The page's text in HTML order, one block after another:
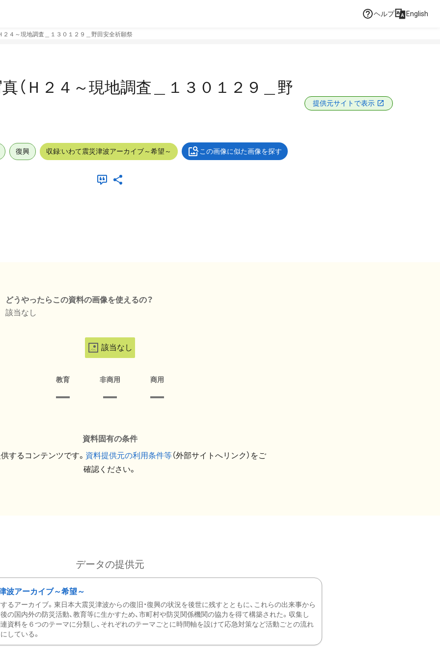
ヘルプ English
２４～現地調査＿１３０１２９＿野田安全祈願祭
（Ｈ２４～現地調査＿１３０１２９＿野
提供元サイトで表示
復興 収録:いわて震災津波アーカイブ～希望～ この画像に似た画像を探す
どうやったらこの資料の画像を使えるの？
該当なし
該当なし
教育 非商用 商用
資料固有の条件
するコンテンツです。 資料提供元の利用条件等（外部サイトへリンク）をご
確認ください。
データの提供元
波アーカイブ～希望～
るアーカイブ。東日本大震災津波からの復旧・復興の状況を後世に残すとともに、これらの出来事から
の国内外の防災活動、教育等に生かすため、市町村や防災関係機関の協力を得て構築された。収集し
資料を６つのテーマに分類し、それぞれのテーマごとに時間軸を設けて応急対策など活動ごとの流れ
している。